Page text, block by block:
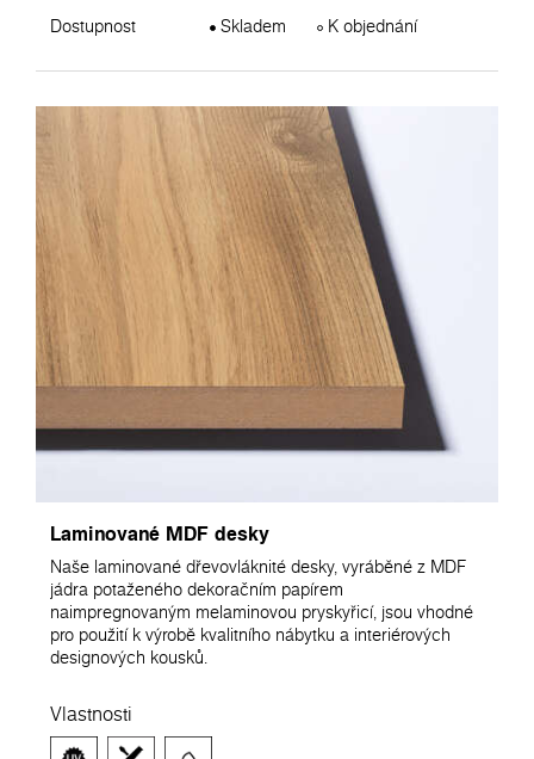
Dostupnost Skladem K objednání
Laminované MDF desky
Naše laminované dřevovláknité desky, vyráběné z MDF
jádra potaženého dekoračním papírem
naimpregnovaným melaminovou pryskyřicí, jsou vhodné
pro použití k výrobě kvalitního nábytku a interiérových
designových kousků.
Vlastnosti